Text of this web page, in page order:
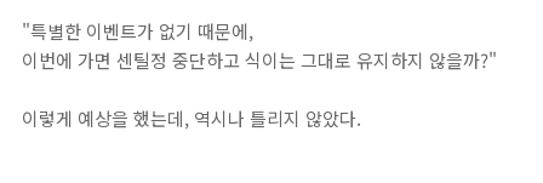
"특별한 이벤트가 없기 때문에,
이번에 가면 센틸정 중단하고 식이는 그대로 유지하지 않을까?"
이렇게 예상을 했는데, 역시나 틀리지 않았다.